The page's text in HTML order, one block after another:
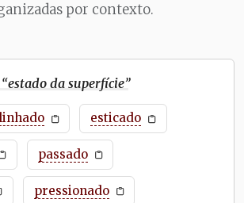
por contexto.
estado da superfície”
esticado
passado
pressionado